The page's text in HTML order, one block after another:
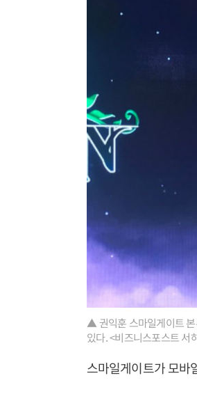
▲ 권익훈 스마일게이트 본
있다. <비즈니스포스트 서
스마일게이트가 모바